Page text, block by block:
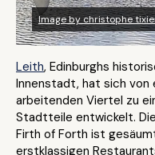
Image by christophe
Leith, Edinburghs
Innenstadt, hat sich von
arbeitenden Viertel zu
Stadtteile entwickelt.
Firth of Forth ist
erstklassigen